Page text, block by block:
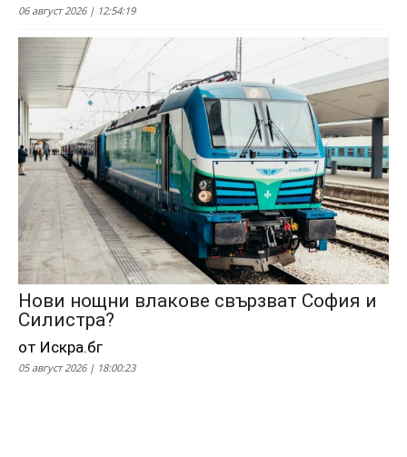
06 август 2026 | 12:54:19
Нови нощни влакове свързват София и
Силистра?
от Искра.бг
05 август 2026 | 18:00:23